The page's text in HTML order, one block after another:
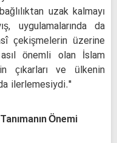
uzak kalmayı
uygulamalarında da
çekişmelerin üzerine
önemli olan İslam
çıkarları ve ülkenin
ilerlemesiydi."
Önemi